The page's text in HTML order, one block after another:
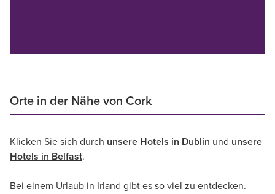
Orte in der Nähe von Cork
Klicken Sie sich durch unsere Hotels in Dublin und unsere
Hotels in Belfast.
Bei einem Urlaub in Irland gibt es so viel zu entdecken.